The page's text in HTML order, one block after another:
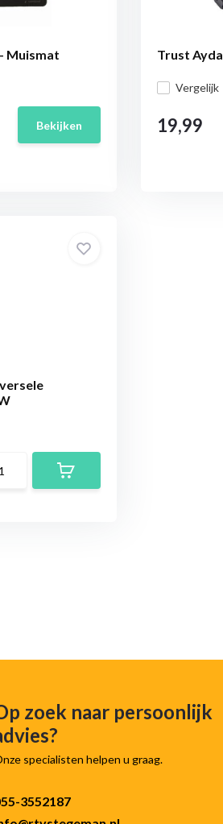
Muismat
Bekijken
Trust
Vergelijk
19,99
zoek naar persoonlijk
specialisten helpen u graag.
3552187